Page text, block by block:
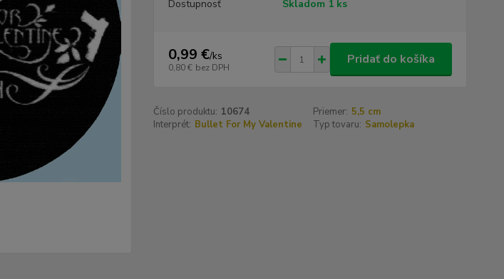
Dostupnosť Skladom 1 ks
0,99 €/ks
0,80 € bez DPH
Pridať do košíka
Číslo produktu: 10674 Priemer: 5,5 cm
Interprét: Bullet For My Valentine Typ tovaru: Samolepka